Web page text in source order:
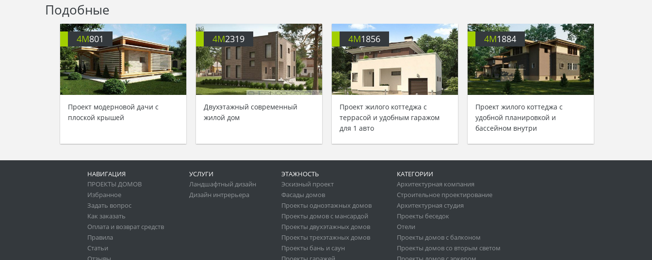
Подобные
4M801
Проект модерновой дачи с
плоской крышей
4M2319
Двухэтажный современный
жилой дом
4M1856
Проект жилого коттеджа с
террасой и удобным гаражом
для 1 авто
4M1884
Проект жилого коттеджа с
удобной планировкой и
бассейном внутри
НАВИГАЦИЯ
ПРОЕКТЫ ДОМОВ
Избранное
Задать вопрос
Как заказать
Оплата и возврат средств
Правила
Статьи
УСЛУГИ
Ландшафтный дизайн
Дизайн интрерьера
ЭТАЖНОСТЬ
Эскизный проект
Фасады домов
Проекты одноэтажных домов
Проекты домов с мансардой
Проекты двухэтажных домов
Проекты трехэтажных домов
Проекты бань и саун
КАТЕГОРИИ
Архитектурная компания
Строительное проектирование
Архитектурная студия
Проекты беседок
Отели
Проекты домов с балконом
Проекты домов со вторым светом